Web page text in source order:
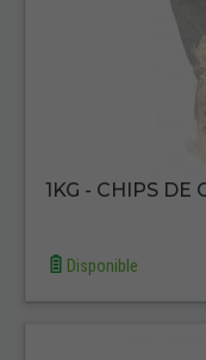
1KG - CHIPS DE
Disponible